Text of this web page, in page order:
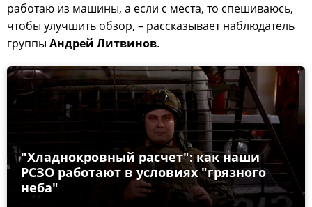
работаю из машины, а если с места, то спешиваюсь,
чтобы улучшить обзор, – рассказывает наблюдатель
группы Андрей Литвинов.
"Хладнокровный расчет": как наши
РСЗО работают в условиях "грязного
неба"